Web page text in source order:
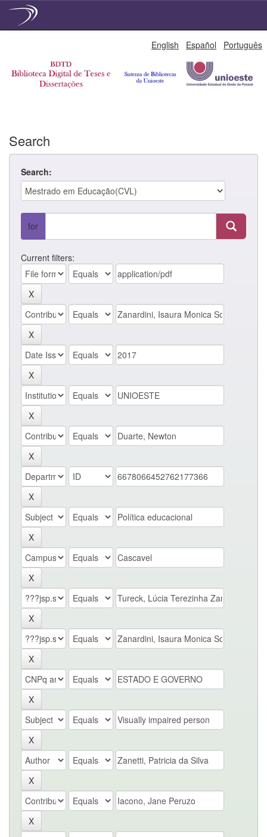
English Español Português
Search
Search:
for
Current filters: